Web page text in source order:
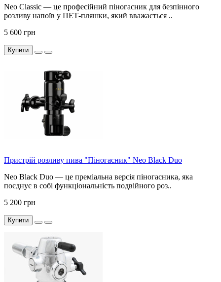
Neo Classic — це професійний піногасник для безпінного
розливу напоїв у ПЕТ-пляшки, який вважається ..
5 600 грн
Купити
Пристрій розливу пива "Піногасник" Neo Black Duo
Neo Black Duo — це преміальна версія піногасника, яка
поєднує в собі функціональність подвійного роз..
5 200 грн
Купити